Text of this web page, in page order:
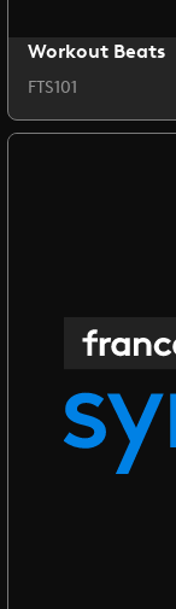
Workout Beats
FTS101